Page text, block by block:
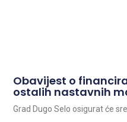
Obavijest o
ostalih nastavnih
Grad Dugo Selo osigurat će